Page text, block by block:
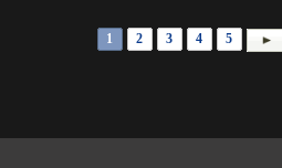
1 2 3 4 5